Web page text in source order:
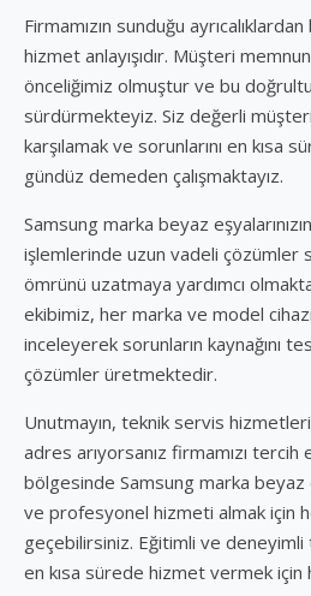
Firmamızın sunduğu
hizmet anlayışıdır. Müşteri
önceliğimiz olmuştur ve bu
sürdürmekteyiz. Siz değerli
karşılamak ve sorunlarını en kısa
gündüz demeden çalışmaktayız.
Samsung marka beyaz
işlemlerinde uzun vadeli çözümler
ömrünü uzatmaya yardımcı
ekibimiz, her marka ve model
inceleyerek sorunların kaynağını
çözümler üretmektedir.
Unutmayın, teknik servis
adres arıyorsanız firmamızı
bölgesinde Samsung marka beyaz
ve profesyonel hizmeti almak için
geçebilirsiniz. Eğitimli ve
en kısa sürede hizmet vermek için